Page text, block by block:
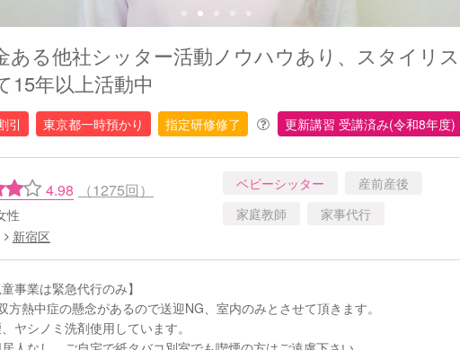
ある他社シッター活動ノウハウあり、スタイリ
15年以上活動中
引 東京都一時預かり 指定研修修了 更新講習 受講済み(令和8年度)
4.98 （1275回）
性
新宿区
ベビーシッター
産前産後
家庭教師
家事代行
童事業は緊急代行のみ】
方熱中症の懸念があるので送迎NG、室内のみとさせて頂きます。
ヤシノミ洗剤使用しています。